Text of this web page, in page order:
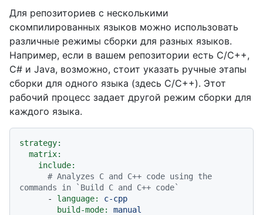
Для репозиториев с несколькими
скомпилированных языков можно использовать
различные режимы сборки для разных языков.
Например, если в вашем репозитории есть C/C++,
C# и Java, возможно, стоит указать ручные этапы
сборки для одного языка (здесь C/C++). Этот
рабочий процесс задает другой режим сборки для
каждого языка.
strategy:
matrix:
include:
# Analyzes C and C++ code using the
commands in `Build C and C++ code`
-
language:
c-cpp
build-mode:
manual